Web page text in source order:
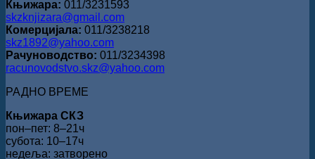
Књижара: 011/3231593
skzknjizara@gmail.com
Комерцијала: 011/3238218
skz1892@yahoo.com
Рачуноводство: 011/3234398
racunovodstvo.skz@yahoo.com
РАДНО ВРЕМЕ
Књижара СКЗ
пон‒пет: 8‒21ч
субота: 10‒17ч
недеља: затворено